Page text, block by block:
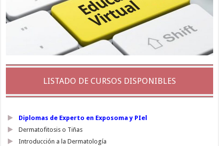
LISTADO DE CURSOS DISPONIBLES
Diplomas de Experto en Exposoma y PIel
Dermatofitosis o Tiñas
Introducción a la Dermatología